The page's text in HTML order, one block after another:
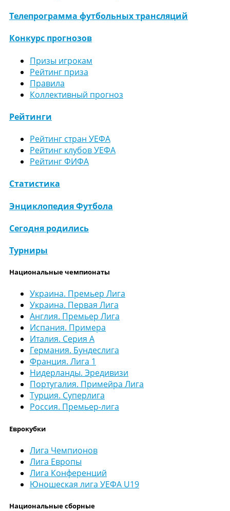
Телепрограмма футбольных трансляций
Конкурс прогнозов
Призы игрокам
Рейтинг приза
Правила
Коллективный прогноз
Рейтинги
Рейтинг стран УЕФА
Рейтинг клубов УЕФА
Рейтинг ФИФА
Статистика
Энциклопедия Футбола
Сегодня родились
Турниры
Национальные чемпионаты
Украина. Премьер Лига
Украина. Первая Лига
Англия. Премьер Лига
Испания. Примера
Италия. Серия А
Германия. Бундеслига
Франция. Лига 1
Нидерланды. Эредивизи
Португалия. Примейра Лига
Турция. Суперлига
Россия. Премьер-лига
Еврокубки
Лига Чемпионов
Лига Европы
Лига Конференций
Юношеская лига УЕФА U19
Национальные сборные